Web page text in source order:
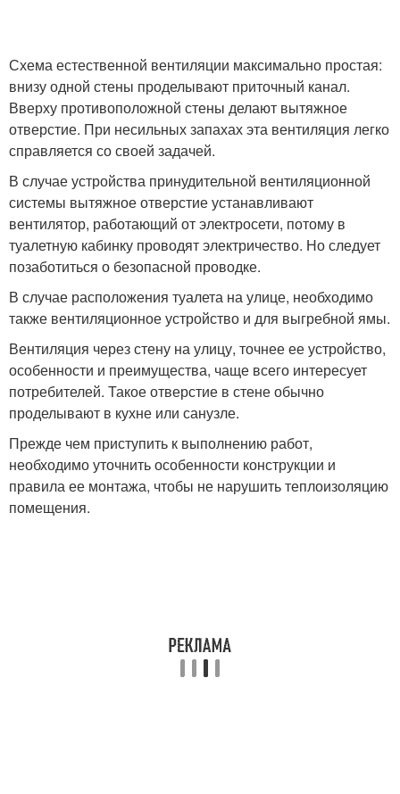
Схема естественной вентиляции максимально простая:
внизу одной стены проделывают приточный канал.
Вверху противоположной стены делают вытяжное
отверстие. При несильных запахах эта вентиляция легко
справляется со своей задачей.
В случае устройства принудительной вентиляционной
системы вытяжное отверстие устанавливают
вентилятор, работающий от электросети, потому в
туалетную кабинку проводят электричество. Но следует
позаботиться о безопасной проводке.
В случае расположения туалета на улице, необходимо
также вентиляционное устройство и для выгребной ямы.
Вентиляция через стену на улицу, точнее ее устройство,
особенности и преимущества, чаще всего интересует
потребителей. Такое отверстие в стене обычно
проделывают в кухне или санузле.
Прежде чем приступить к выполнению работ,
необходимо уточнить особенности конструкции и
правила ее монтажа, чтобы не нарушить теплоизоляцию
помещения.